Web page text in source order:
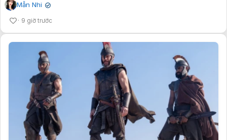
Mẫn Nhi ✔
9 giờ trước